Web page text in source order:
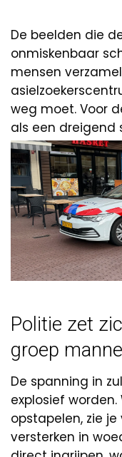
De beelden die
onmiskenbaar
mensen
weg moet. Voor
als een dreigend
Politie zet
groep
De spanning in
explosief
opstapelen, zie
versterken in